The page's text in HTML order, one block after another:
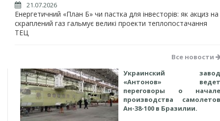
21.07.2026
Енергетичний «План Б» чи пастка для інвесторів: як акциз на
скраплений газ гальмує великі проекти теплопостачання
ТЕЦ
Все новости
Украинский завод
«Антонов» ведет
переговоры о начале
производства самолетов
Ан-38-100 в Бразилии.